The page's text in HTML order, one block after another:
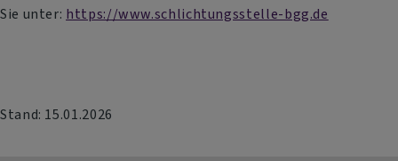
Sie unter: https://www.schlichtungsstelle-bgg.de
Stand: 15.01.2026